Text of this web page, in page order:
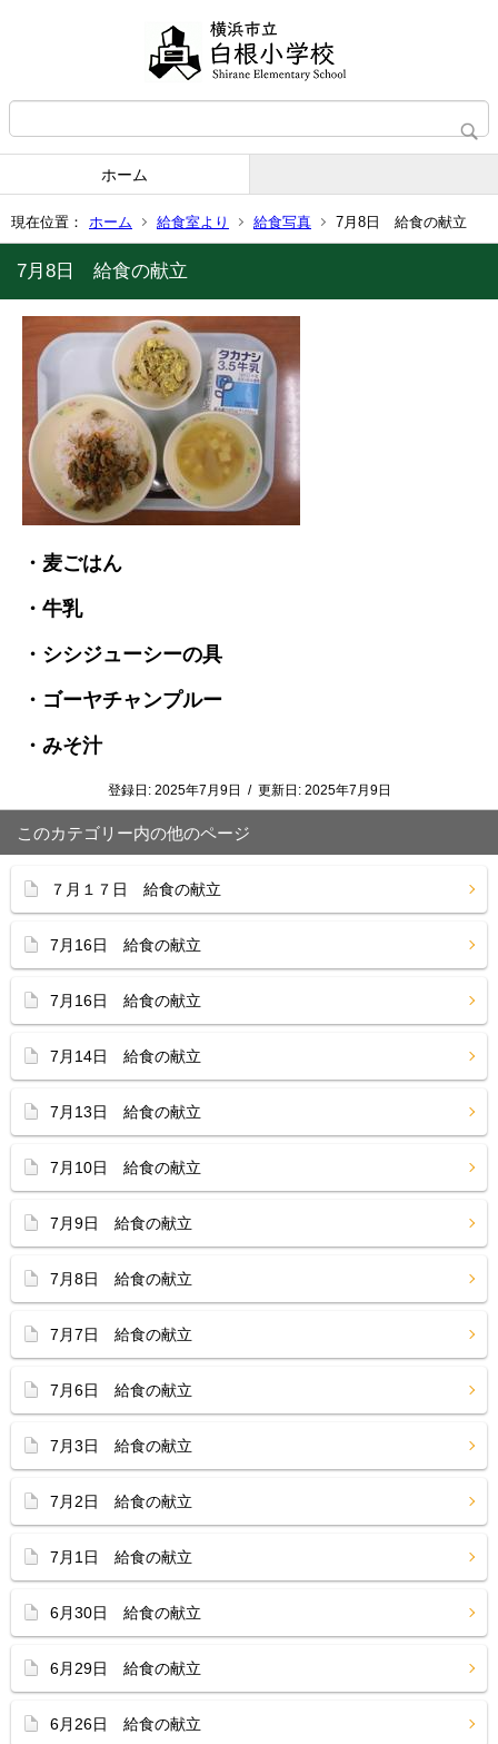
ホーム
現在位置： ホーム 給食室より 給食写真 7月8日 給食の献立
7月8日 給食の献立
・麦ごはん
・牛乳
・シシジューシーの具
・ゴーヤチャンプルー
・みそ汁
登録日: 2025年7月9日 / 更新日: 2025年7月9日
このカテゴリー内の他のページ
７月１７日 給食の献立
7月16日 給食の献立
7月16日 給食の献立
7月14日 給食の献立
7月13日 給食の献立
7月10日 給食の献立
7月9日 給食の献立
7月8日 給食の献立
7月7日 給食の献立
7月6日 給食の献立
7月3日 給食の献立
7月2日 給食の献立
7月1日 給食の献立
6月30日 給食の献立
6月29日 給食の献立
6月26日 給食の献立